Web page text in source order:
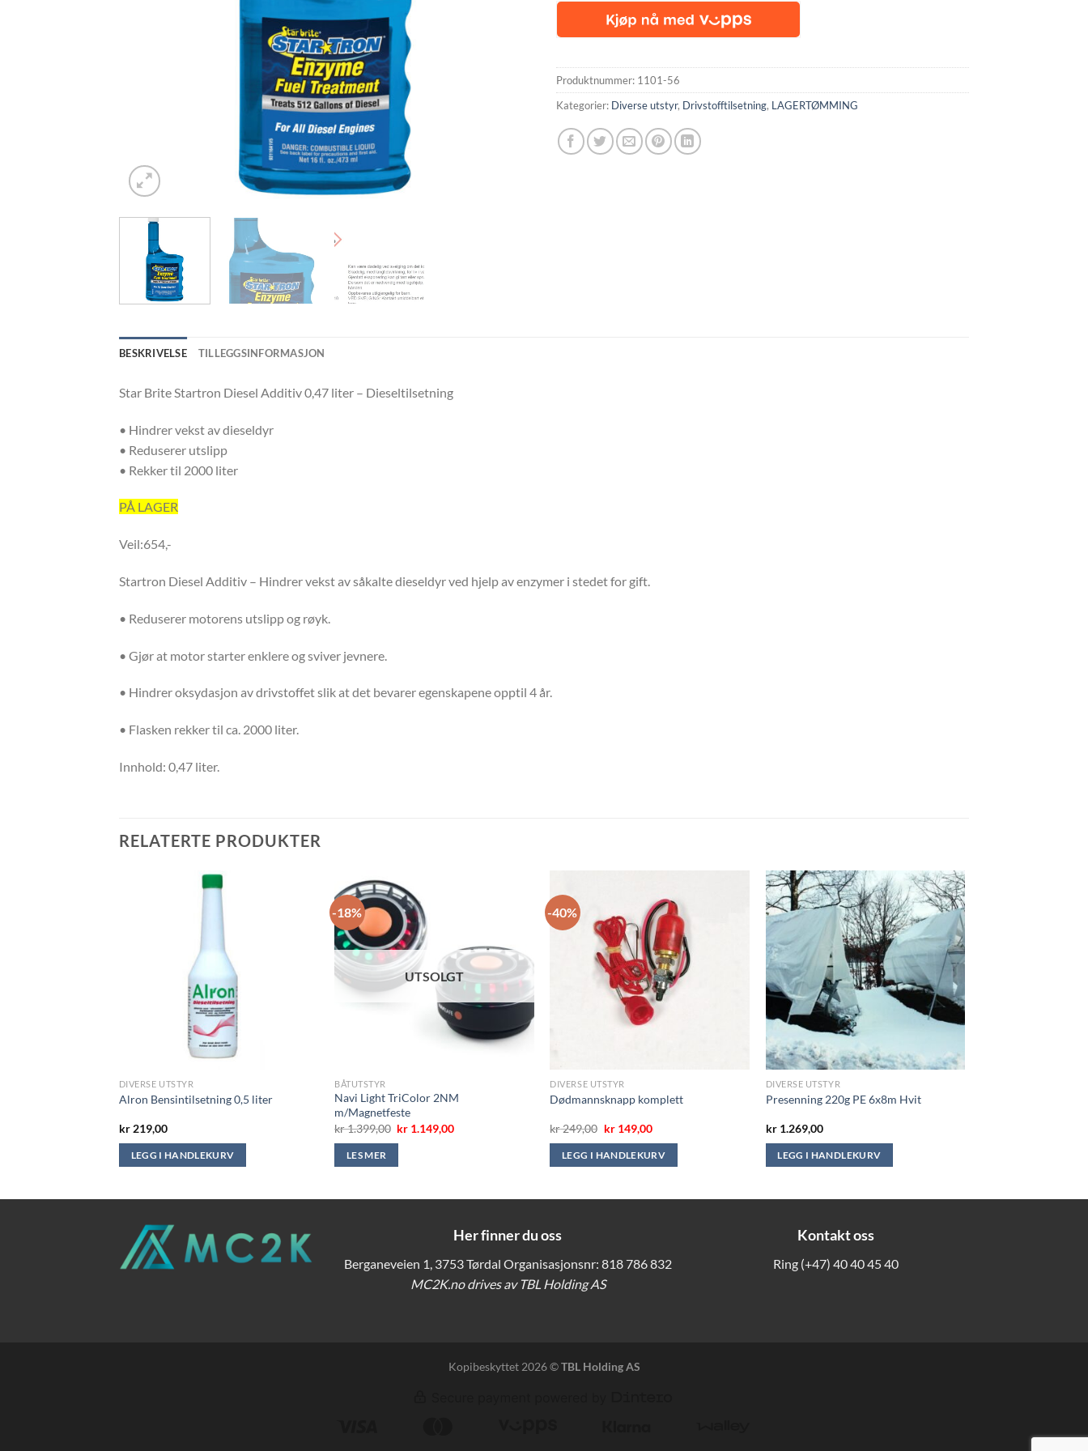
Produktnummer: 1101-56
Kategorier: Diverse utstyr, Drivstofftilsetning, LAGERTØMMING
BESKRIVELSE TILLEGGSINFORMASJON
Star Brite Startron Diesel Additiv 0,47 liter – Dieseltilsetning
• Hindrer vekst av dieseldyr
• Reduserer utslipp
• Rekker til 2000 liter
PÅ LAGER
Veil:654,-
Startron Diesel Additiv – Hindrer vekst av såkalte dieseldyr ved hjelp av enzymer i stedet for gift.
• Reduserer motorens utslipp og røyk.
• Gjør at motor starter enklere og sviver jevnere.
• Hindrer oksydasjon av drivstoffet slik at det bevarer egenskapene opptil 4 år.
• Flasken rekker til ca. 2000 liter.
Innhold: 0,47 liter.
RELATERTE PRODUKTER
DIVERSE UTSTYR
Alron Bensintilsetning 0,5 liter
kr219,00
LEGG I HANDLEKURV
-18%
UTSOLGT
BÅTUTSTYR
Navi Light TriColor 2NM
m/Magnetfeste
kr1.399,00 Opprinnelig
kr 1.149,00Nåværende
LES MER
-40%
DIVERSE UTSTYR
Dødmannsknapp komplett
kr249,00 Opprinnelig
var:
kr 249,00.
kr149,00Nåværende
er:
kr 149,00.
LEGG I HANDLEKURV
DIVERSE UTSTYR
Presenning 220g PE 6x8m Hvit
kr1.269,00
LEGG I HANDLEKURV
Her finner du oss
Berganeveien 1, 3753 Tørdal Organisasjonsnr: 818 786 832
MC2K.no drives av TBL Holding AS
Kontakt oss
Ring (+47) 40 40 45 40
Kopibeskyttet 2026 ©TBL Holding AS